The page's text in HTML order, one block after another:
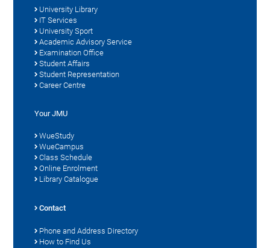
University Library
IT Services
University Sport
Academic Advisory Service
Examination Office
Student Affairs
Student Representation
Career Centre
Your JMU
WueStudy
WueCampus
Class Schedule
Online Enrolment
Library Catalogue
Contact
Phone and Address Directory
How to Find Us